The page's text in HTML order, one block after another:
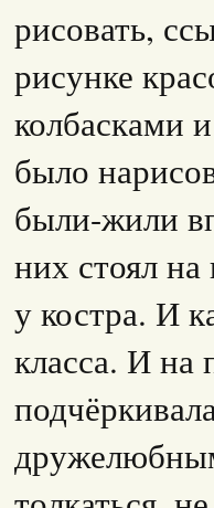
рисовать,
рисунке
колбасками
было
были-жили
них стоял на
у костра. И
класса. И на